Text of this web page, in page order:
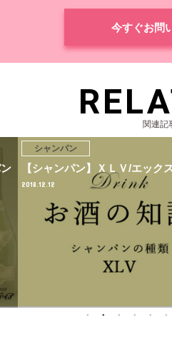
今すぐお問
関連記
シャンパン
【シャンパン】ＸＬＶ/エック
2018.12.12